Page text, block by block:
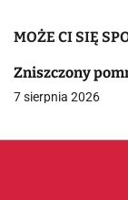
MOŻE CI SIĘ
Zniszczony
7 sierpnia 2026